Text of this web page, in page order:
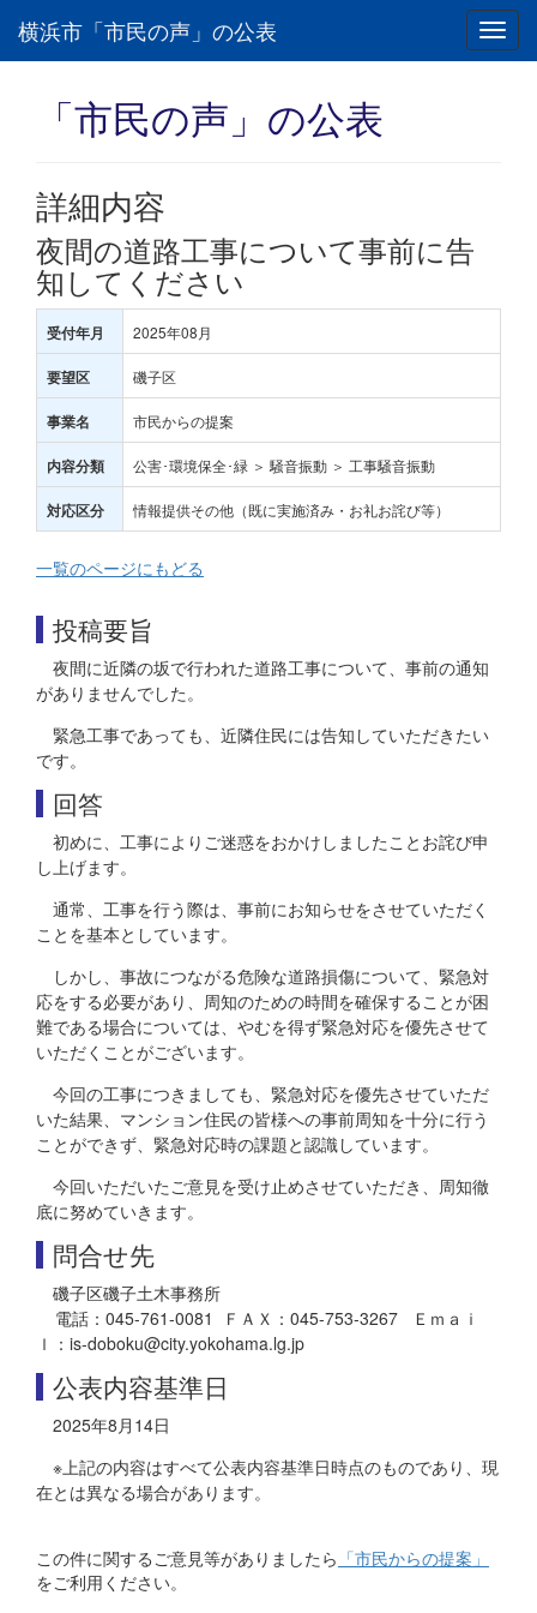
横浜市「市民の声」の公表
「市民の声」の公表
詳細内容
夜間の道路工事について事前に告
知してください
受付年月 2025年08月
要望区 磯子区
事業名 市民からの提案
内容分類 公害･環境保全･緑 ＞ 騒音振動 ＞ 工事騒音振動
対応区分 情報提供その他（既に実施済み・お礼お詫び等）
一覧のページにもどる
投稿要旨
夜間に近隣の坂で行われた道路工事について、事前の通知
がありませんでした。
緊急工事であっても、近隣住民には告知していただきたい
です。
回答
初めに、工事によりご迷惑をおかけしましたことお詫び申
し上げます。
通常、工事を行う際は、事前にお知らせをさせていただく
ことを基本としています。
しかし、事故につながる危険な道路損傷について、緊急対
応をする必要があり、周知のための時間を確保することが困
難である場合については、やむを得ず緊急対応を優先させて
いただくことがございます。
今回の工事につきましても、緊急対応を優先させていただ
いた結果、マンション住民の皆様への事前周知を十分に行う
ことができず、緊急対応時の課題と認識しています。
今回いただいたご意見を受け止めさせていただき、周知徹
底に努めていきます。
問合せ先
磯子区磯子土木事務所
電話：045-761-0081 ＦＡＸ：045-753-3267 Ｅｍａｉ
ｌ：is-doboku@city.yokohama.lg.jp
公表内容基準日
2025年8月14日
※上記の内容はすべて公表内容基準日時点のものであり、現
在とは異なる場合があります。
この件に関するご意見等がありましたら 「市民からの提案」
をご利用ください。